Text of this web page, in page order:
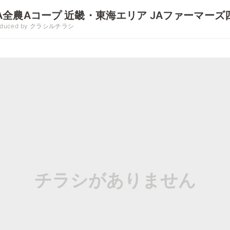
農Aコープ 近畿・東海エリア JAファーマーズ
by クラシルチラシ
チラシがありません